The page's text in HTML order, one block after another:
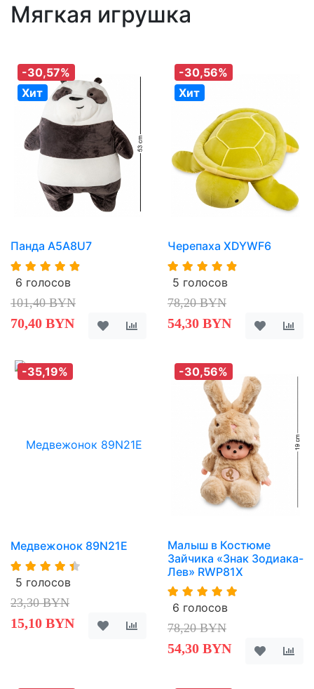
Мягкая игрушка
-30,57%
Хит
Панда A5A8U7
6 голосов
101,40 BYN
70,40 BYN
-30,56%
Хит
Черепаха XDYWF6
5 голосов
78,20 BYN
54,30 BYN
-35,19%
Медвежонок 89N21E
5 голосов
23,30 BYN
15,10 BYN
-30,56%
Малыш в Костюме
Зайчика «Знак Зодиака-
Лев» RWP81X
6 голосов
78,20 BYN
54,30 BYN